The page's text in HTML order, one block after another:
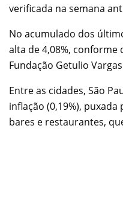
verificada na semana
No acumulado dos
alta de 4,08%, conforme
Fundação Getulio
Entre as cidades, São
inflação (0,19%),
bares e restaurantes,